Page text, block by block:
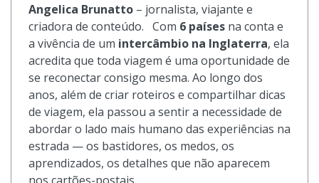
Angelica Brunatto – jornalista, viajante e
criadora de conteúdo. Com 6 países na conta e
a vivência de um intercâmbio na Inglaterra, ela
acredita que toda viagem é uma oportunidade de
se reconectar consigo mesma. Ao longo dos
anos, além de criar roteiros e compartilhar dicas
de viagem, ela passou a sentir a necessidade de
abordar o lado mais humano das experiências na
estrada — os bastidores, os medos, os
aprendizados, os detalhes que não aparecem
nos cartões-postais.